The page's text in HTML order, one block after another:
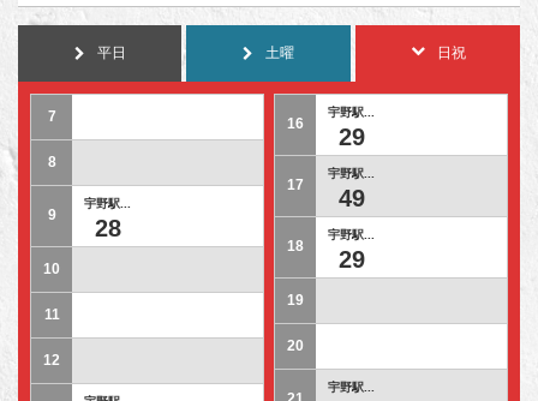
平日 土曜 日祝
7
8
9
宇野駅...
28
10
11
12
16
宇野駅...
29
17
宇野駅...
49
18
宇野駅...
29
19
20
宇野駅...